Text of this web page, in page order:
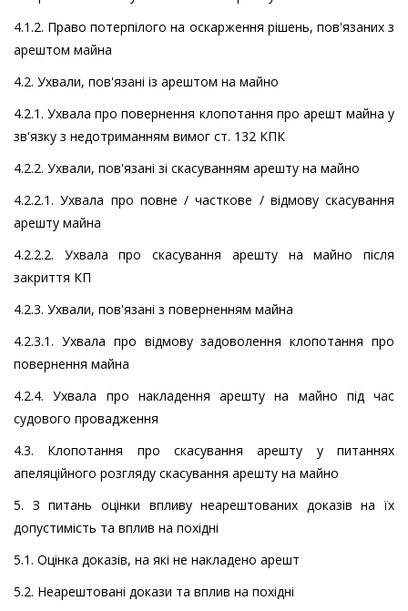
4.1.2. Право потерпілого на оскарження рішень, пов'язаних з
арештом майна
4.2. Ухвали, пов'язані із арештом на майно
4.2.1. Ухвала про повернення клопотання про арешт майна у
зв'язку з недотриманням вимог ст. 132 КПК
4.2.2. Ухвали, пов'язані зі скасуванням арешту на майно
4.2.2.1. Ухвала про повне / часткове / відмову скасування
арешту майна
4.2.2.2. Ухвала про скасування арешту на майно після
закриття КП
4.2.3. Ухвали, пов'язані з поверненням майна
4.2.3.1. Ухвала про відмову задоволення клопотання про
повернення майна
4.2.4. Ухвала про накладення арешту на майно під час
судового провадження
4.3. Клопотання про скасування арешту у питаннях
апеляційного розгляду скасування арешту на майно
5. З питань оцінки впливу неарештованих доказів на їх
допустимість та вплив на похідні
5.1. Оцінка доказів, на які не накладено арешт
5.2. Неарештовані докази та вплив на похідні